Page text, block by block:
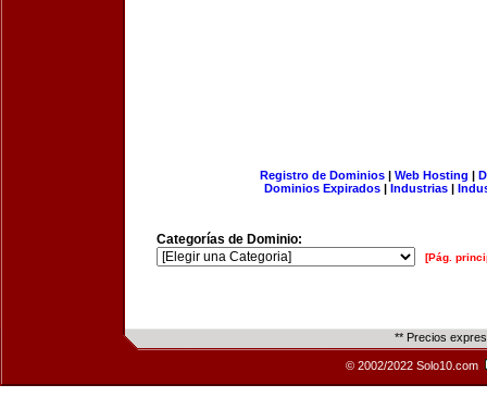
Registro de Dominios| Web Hosting |
Dominios Expirados | Industrias |
Categorías de Dominio:
[Pág.
** Precios
© 2002/2022 Solo10.com